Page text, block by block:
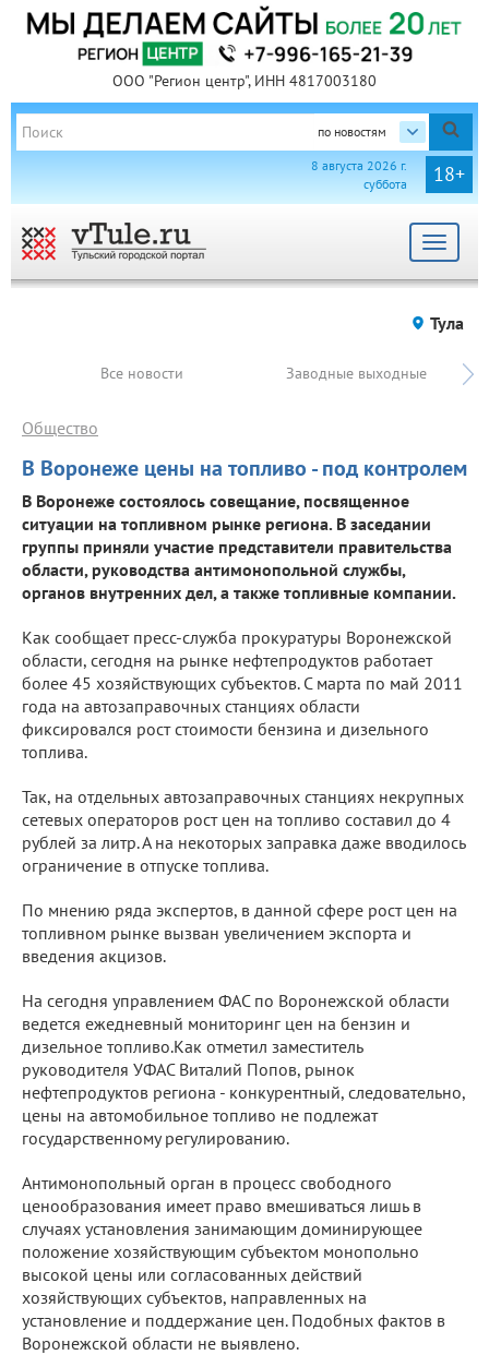
ООО "Регион центр", ИНН 4817003180
по новостям
18+
8 августа 2026 г.
суббота
Toggle
Тула
Все новости Заводные выходные
В Воронеже цены на топливо - под контролем
Общество
В Воронеже состоялось совещание, посвященное
ситуации на топливном рынке региона. В заседании
группы приняли участие представители правительства
области, руководства антимонопольной службы,
органов внутренних дел, а также топливные компании.
Как сообщает пресс-служба прокуратуры Воронежской
области, сегодня на рынке нефтепродуктов работает
более 45 хозяйствующих субъектов. С марта по май 2011
года на автозаправочных станциях области
фиксировался рост стоимости бензина и дизельного
топлива.
Так, на отдельных автозаправочных станциях некрупных
сетевых операторов рост цен на топливо составил до 4
рублей за литр. А на некоторых заправка даже вводилось
ограничение в отпуске топлива.
По мнению ряда экспертов, в данной сфере рост цен на
топливном рынке вызван увеличением экспорта и
введения акцизов.
На сегодня управлением ФАС по Воронежской области
ведется ежедневный мониторинг цен на бензин и
дизельное топливо.Как отметил заместитель
руководителя УФАС Виталий Попов, рынок
нефтепродуктов региона - конкурентный, следовательно,
цены на автомобильное топливо не подлежат
государственному регулированию.
Антимонопольный орган в процесс свободного
ценообразования имеет право вмешиваться лишь в
случаях установления занимающим доминирующее
положение хозяйствующим субъектом монопольно
высокой цены или согласованных действий
хозяйствующих субъектов, направленных на
установление и поддержание цен. Подобных фактов в
Воронежской области не выявлено.